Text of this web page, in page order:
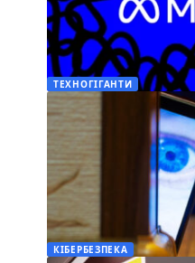
ТЕХНОГІГАНТИ
КІБЕРБЕЗПЕКА